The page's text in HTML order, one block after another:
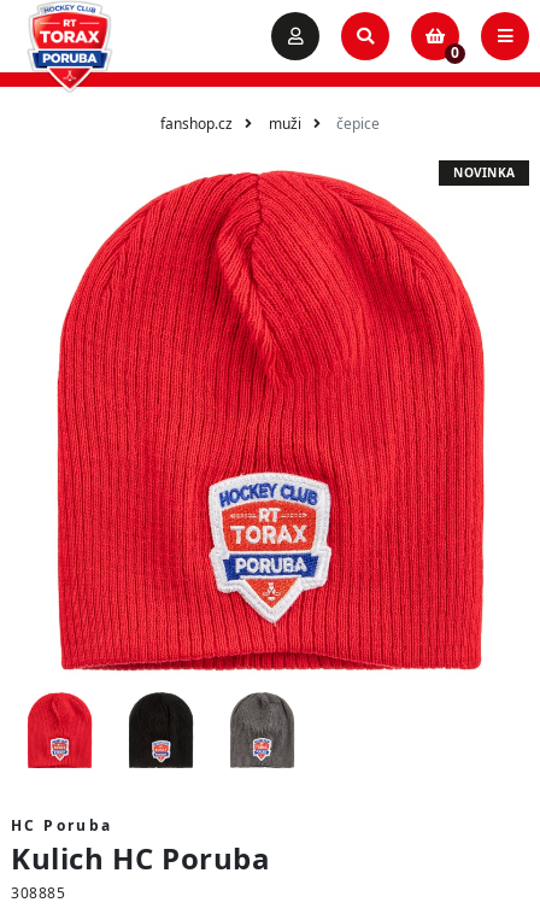
0
fanshop.cz muži čepice
NOVINKA
HC Poruba
Kulich HC Poruba
308885